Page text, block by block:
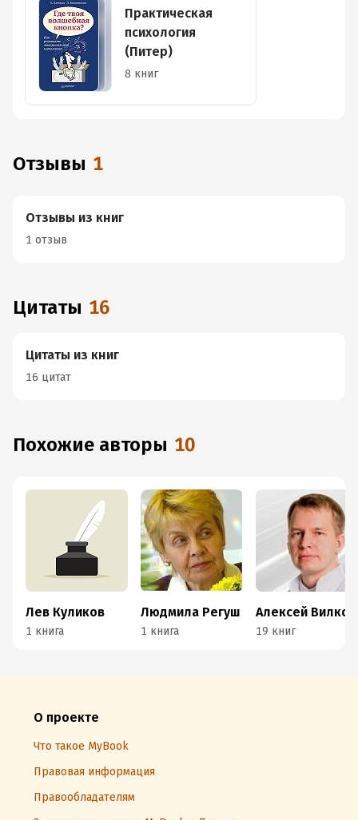
Практическая
психология
(Питер)
8 книг
Отзывы 1
Отзывы из книг
1 отзыв
Цитаты 16
Цитаты из книг
16 цитат
Похожие авторы 10
Лев Куликов
1 книга
Людмила Регуш
1 книга
Алексей Вилков
19 книг
О проекте
Что такое MyBook
Правовая информация
Правообладателям